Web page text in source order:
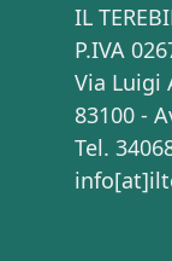
IL
P.IVA
Via Luigi
83100 -
Tel.